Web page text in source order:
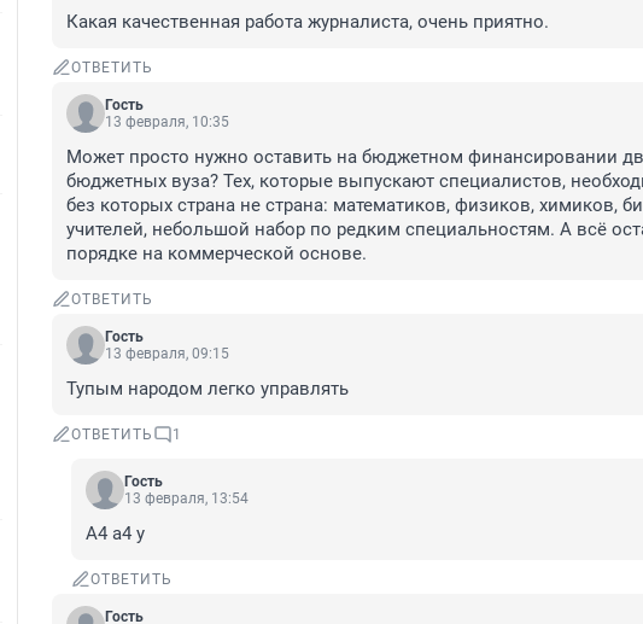
Какая качественная работа журналиста, очень приятно.
ОТВЕТИТЬ
Гость
13 февраля, 10:35
Может просто нужно оставить на бюджетном финансировании
бюджетных вуза? Тех, которые выпускают специалистов,
без которых страна не страна: математиков, физиков, химиков,
учителей, небольшой набор по редким специальностям. А всё
порядке на коммерческой основе.
ОТВЕТИТЬ
Гость
13 февраля, 09:15
Тупым народом легко управлять
ОТВЕТИТЬ 1
Гость
13 февраля, 13:54
А4 а4 у
ОТВЕТИТЬ
Гость